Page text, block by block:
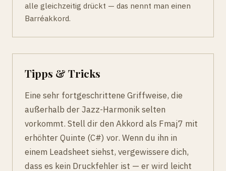
alle gleichzeitig drückt — das nennt man einen
Barréakkord.
Tipps & Tricks
Eine sehr fortgeschrittene Griffweise, die
außerhalb der Jazz-Harmonik selten
vorkommt. Stell dir den Akkord als Fmaj7 mit
erhöhter Quinte (C#) vor. Wenn du ihn in
einem Leadsheet siehst, vergewissere dich,
dass es kein Druckfehler ist — er wird leicht